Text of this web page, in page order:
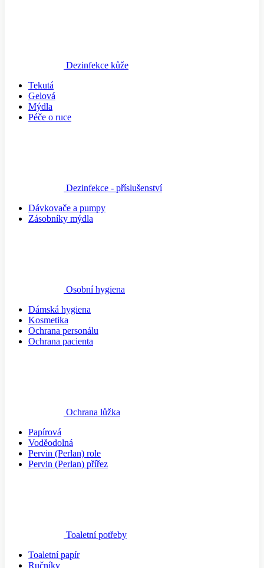
Dezinfekce kůže
Tekutá
Gelová
Mýdla
Péče o ruce
Dezinfekce - příslušenství
Dávkovače a pumpy
Zásobníky mýdla
Osobní hygiena
Dámská hygiena
Kosmetika
Ochrana personálu
Ochrana pacienta
Ochrana lůžka
Papírová
Voděodolná
Pervin (Perlan) role
Pervin (Perlan) přířez
Toaletní potřeby
Toaletní papír
Ručníky